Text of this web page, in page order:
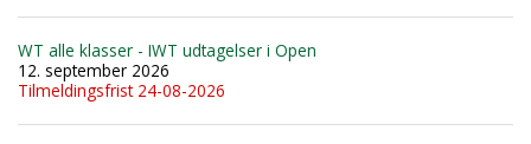
WT alle klasser - IWT udtagelser i Open
12. september 2026
Tilmeldingsfrist 24-08-2026